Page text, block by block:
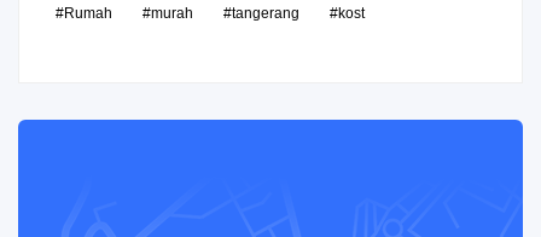
#Rumah #murah #tangerang #kost